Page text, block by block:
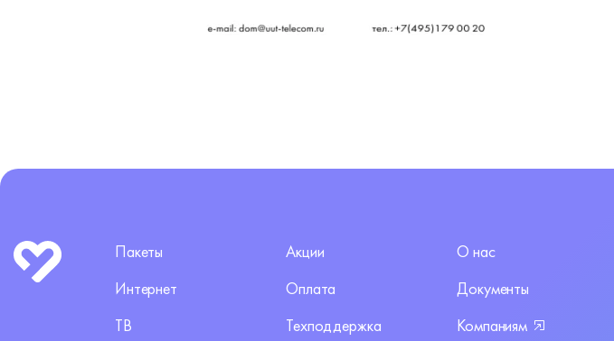
Пакеты Акции
О нас
Интернет
Оплата
Документы
ТВ
Техподдержка
Компаниям